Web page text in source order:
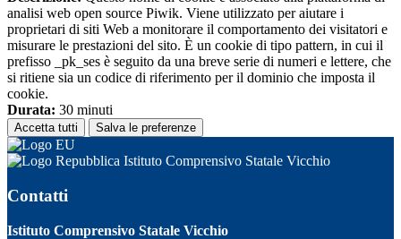
analisi web open source Piwik. Viene utilizzato per aiutare i
proprietari di siti Web a monitorare il comportamento dei visitatori e
misurare le prestazioni del sito. È un cookie di tipo pattern, in cui il
prefisso _pk_ses è seguito da una breve serie di numeri e lettere, che
si ritiene sia un codice di riferimento per il dominio che imposta il
cookie.
Durata: 30 minuti
Accetta tutti Salva le preferenze
Istituto Comprensivo Statale Vicchio
Contatti
Istituto Comprensivo Statale Vicchio